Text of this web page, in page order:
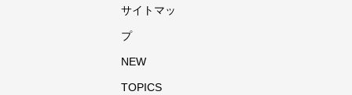
サイトマッ
プ
NEW
TOPICS